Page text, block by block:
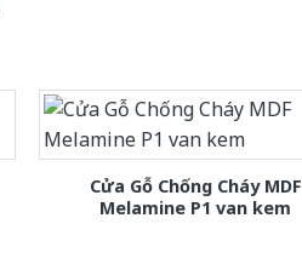
Cửa Gỗ Chống Cháy MDF
Melamine P1 van kem